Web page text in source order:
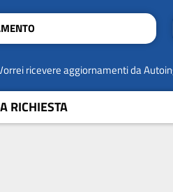
ricevere aggiornamenti da
RICHIESTA